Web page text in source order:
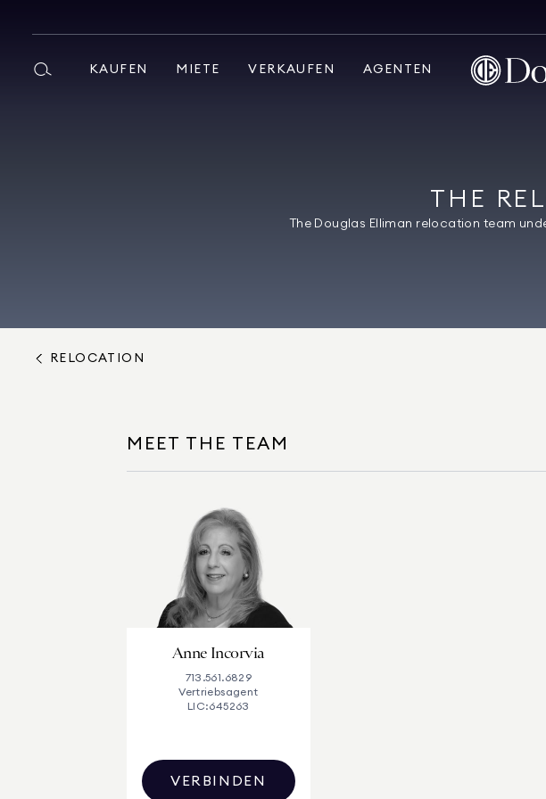
KAUFEN MIETE VERKAUFEN AGENTEN
THE
The Douglas Elliman relocation team
RELOCATION
MEET THE TEAM
Anne Incorvia
713.561.6829
Vertriebsagent
LIC:645263
VERBINDEN